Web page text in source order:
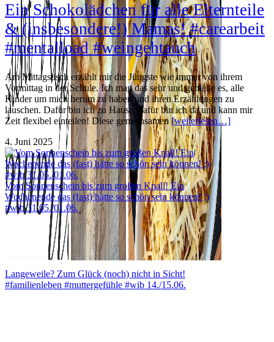
Langeweile? Zum Glück (noch) nicht in Sicht!
#familienleben #muttergefühle #wib 14./15.06.
Ein Schokolädchen für alle Elternteile
& (insbesondere!) Mamas! #carearbeit
#mentalload #weingehtauch
Am Mittagstisch erzählt mir die Jüngste wie immer von ihrem
Vormittag in der Schule. Ich mag das sehr und genieße es, alle
Kinder um mich herum zu haben und ihren Erzählungen zu
lauschen. Dafür bin ich zu Hause, dafür bin ich da und kann mir
Zeit flexibel einteilen! Diese gemeinsamen[weiterlesen…]
4. Juni 2025
Vom Sonnenschein bis zum großen Knall! Ein
Wochenende das (fast) hätte so schön sein können! ;)
#wib 31.05./01.06.